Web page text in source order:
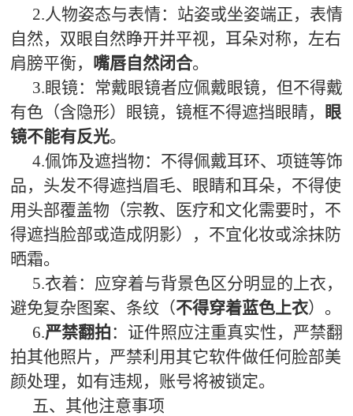
2.人物姿态与表情：站姿或坐姿端正，表情
自然，双眼自然睁开并平视，耳朵对称，左右
肩膀平衡，
嘴唇自然闭合。
3.眼镜：常戴眼镜者应佩戴眼镜，但不得戴
有色（含隐形）眼镜，镜框不得遮挡眼睛，
眼
镜不能有反光。
4.佩饰及遮挡物：不得佩戴耳环、项链等饰
品，头发不得遮挡眉毛、眼睛和耳朵，不得使
用头部覆盖物（宗教、医疗和文化需要时，不
得遮挡脸部或造成阴影），不宜化妆或涂抹防
晒霜。
5.衣着：应穿着与背景色区分明显的上衣，
避免复杂图案、条纹（不得穿着蓝色上衣）。
6.严禁翻拍：证件照应注重真实性，严禁翻
拍其他照片，严禁利用其它软件做任何脸部美
颜处理，如有违规，账号将被锁定。
五、其他注意事项